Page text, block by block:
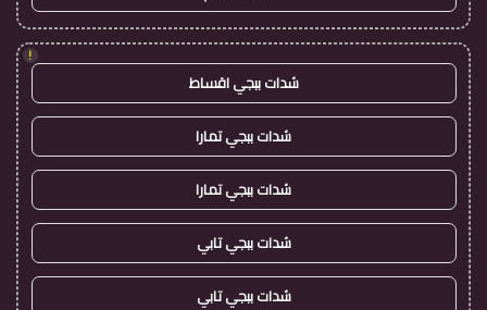
!
شدات ببجي اقساط
شدات ببجي تمارا
شدات ببجي تمارا
شدات ببجي تابي
شدات ببجي تابي